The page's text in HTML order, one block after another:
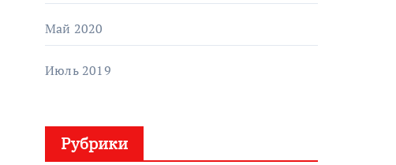
Май 2020
Июль 2019
Рубрики